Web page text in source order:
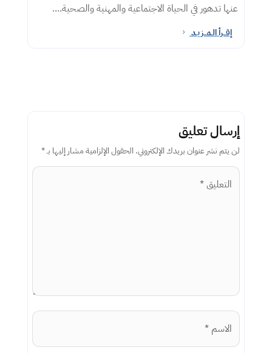
عنها تدهور في الحياة الاجتماعية والمهنية والصحية....
إقــرأ الـمــزيـد 5
إرسال تعليق
لن يتم نشر عنوان بريدك الإلكتروني. الحقول الإلزامية مشار إليها بـ*